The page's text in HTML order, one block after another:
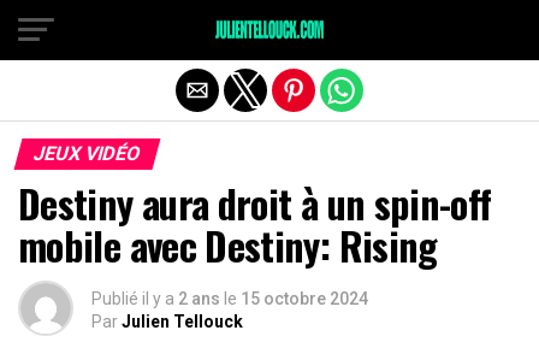
JEUX VIDÉO
Destiny aura droit à un spin-off
mobile avec Destiny: Rising
Publié il y a 2 ans le 15 octobre 2024
ParJulien Tellouck